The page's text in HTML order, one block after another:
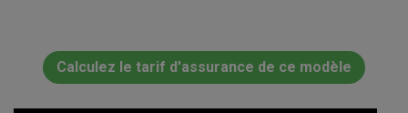
Calculez le tarif d'assurance de ce modèle